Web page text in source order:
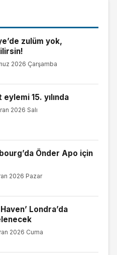
zulüm yok,
2026 Çarşamba
15. yılında
2026 Salı
Önder Apo için
2026 Pazar
Londra’da
2026 Cuma